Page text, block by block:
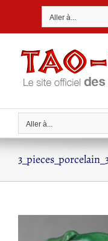
Aller à...
Aller à...